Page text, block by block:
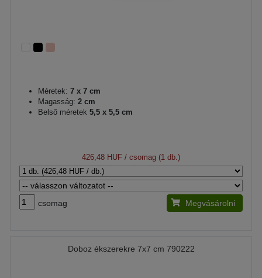
Méretek: 7 x 7 cm
Magasság: 2 cm
Belső méretek 5,5 x 5,5 cm
426,48 HUF / csomag (1 db.)
csomag Megvásárolni
Doboz ékszerekre 7x7 cm 790222